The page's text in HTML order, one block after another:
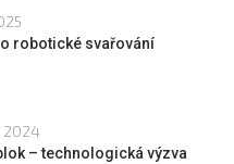
robotické svařování
2024
– technologická výzva